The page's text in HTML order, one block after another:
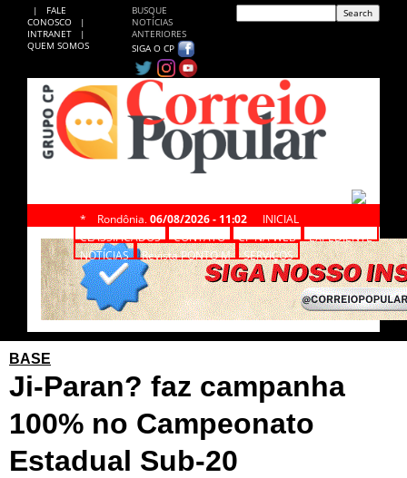
|
FALE
CONOSCO
|
INTRANET
|
QUEM SOMOS
BUSQUE
NOTÍCIAS
ANTERIORES
SIGA O CP
* Rondônia, 06/08/2026 - 11:02
INICIAL
CLASSIFICADOS
CONTATO CP NA WEB
EXPEDIENTE
NOTÍCIAS
Revista PONTO M SERVIÇOS
BASE
Ji-Paran? faz campanha
100% no Campeonato
Estadual Sub-20